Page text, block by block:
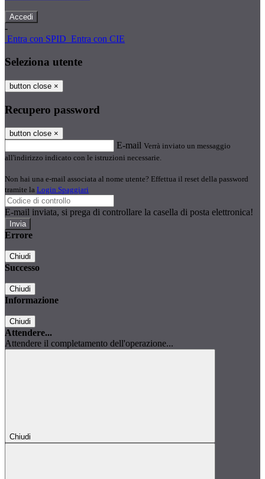
-
Entra con SPID Entra con CIE
Seleziona utente
button close ×
Recupero password
button close ×
E-mail Verrà inviato un messaggio
all'indirizzo indicato con le istruzioni necessarie.
Non hai una e-mail associata al nome utente? Effettua il reset della password
tramite la Login Spaggiari
E-mail inviata, si prega di controllare la casella di posta elettronica!
Errore
Chiudi
Successo
Chiudi
Informazione
Chiudi
Attendere...
Attendere il completamento dell'operazione...
Chiudi